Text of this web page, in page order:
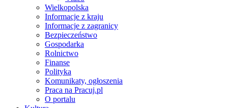
Wielkopolska
Informacje z kraju
Informacje z zagranicy
Bezpieczeństwo
Gospodarka
Rolnictwo
Finanse
Polityka
Komunikaty, ogłoszenia
Praca na Pracuj.pl
O portalu